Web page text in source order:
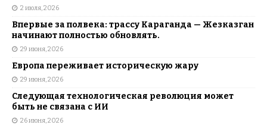
2 июля, 2026
Впервые за полвека: трассу Караганда — Жезказган
начинают полностью обновлять.
29 июня, 2026
Европа переживает историческую жару
29 июня, 2026
Следующая технологическая революция может
быть не связана с ИИ
26 июня, 2026